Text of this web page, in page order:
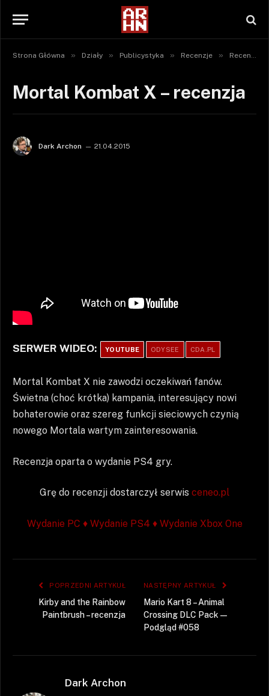
Strona Główna » Działy » Publicystyka » Recenzje » Recenzje gier
Mortal Kombat X – recenzja
Dark Archon 21.04.2015
SERWER WIDEO: YOUTUBE ODYSEE CDA.PL
Mortal Kombat X nie zawodzi oczekiwań fanów.
Świetna (choć krótka) kampania, interesujący nowi
bohaterowie oraz szereg funkcji sieciowych czynią
nowego Mortala wartym zainteresowania.
Recenzja oparta o wydanie PS4 gry.
Grę do recenzji dostarczył serwis ceneo.pl
Wydanie PC ♦Wydanie PS4 ♦ Wydanie Xbox One
POPRZEDNI ARTYKUŁ
Kirby and the Rainbow
Paintbrush – recenzja
NASTĘPNY ARTYKUŁ
Mario Kart 8 – Animal
Crossing DLC Pack —
Podgląd #058
Dark Archon